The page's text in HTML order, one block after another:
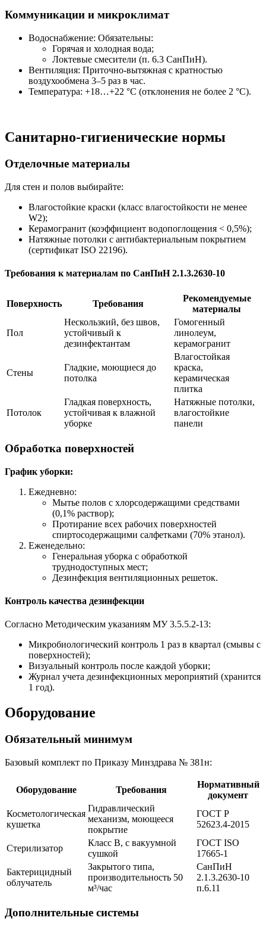
Коммуникации и микроклимат
Водоснабжение: Обязательны:
Горячая и холодная вода;
Локтевые смесители (п. 6.3 СанПиН).
Вентиляция: Приточно-вытяжная с кратностью
воздухообмена 3–5 раз в час.
Температура: +18…+22 °C (отклонения не более 2 °C).
Санитарно-гигиенические нормы
Отделочные материалы
Для стен и полов выбирайте:
Влагостойкие краски (класс влагостойкости не менее
W2);
Керамогранит (коэффициент водопоглощения < 0,5%);
Натяжные потолки с антибактериальным покрытием
(сертификат ISO 22196).
Требования к материалам по СанПиН 2.1.3.2630-10
Поверхность Требования
Рекомендуемые
материалы
Пол
Нескользкий, без швов,
устойчивый к
дезинфектантам
Гомогенный
линолеум,
керамогранит
Стены
Гладкие, моющиеся до
потолка
Влагостойкая
краска,
керамическая
плитка
Потолок
Гладкая поверхность,
устойчивая к влажной
уборке
Натяжные потолки,
влагостойкие
панели
Обработка поверхностей
График уборки:
Ежедневно:
Мытье полов с хлорсодержащими средствами
(0,1% раствор);
Протирание всех рабочих поверхностей
спиртосодержащими салфетками (70% этанол).
Еженедельно:
Генеральная уборка с обработкой
труднодоступных мест;
Дезинфекция вентиляционных решеток.
Контроль качества дезинфекции
Согласно Методическим указаниям МУ 3.5.5.2-13:
Микробиологический контроль 1 раз в квартал (смывы с
поверхностей);
Визуальный контроль после каждой уборки;
Журнал учета дезинфекционных мероприятий (хранится
1 год).
Оборудование
Обязательный минимум
Базовый комплект по Приказу Минздрава № 381н:
Оборудование Требования
Нормативный
документ
Косметологическая
кушетка
Гидравлический
механизм, моющееся
покрытие
ГОСТ Р
52623.4-2015
Стерилизатор
Класс B, с вакуумной
сушкой
ГОСТ ISO
17665-1
Бактерицидный
облучатель
Закрытого типа,
производительность 50
м³/час
СанПиН
2.1.3.2630-10
п.6.11
Дополнительные системы